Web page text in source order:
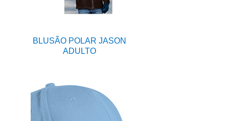
BLUSÃO POLAR JASON
ADULTO